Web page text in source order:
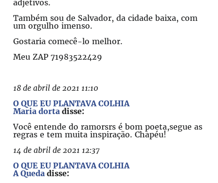
adjetivos.
Também sou de Salvador, da cidade baixa, com
um orgulho imenso.
Gostaria comecê-lo melhor.
Meu ZAP 71983522429
18 de abril de 2021 11:10
O QUE EU PLANTAVA COLHIA
Maria dorta disse:
Você entende do ramorsrs é bom poeta,segue as
regras e tem muita inspiração. Chapéu!
14 de abril de 2021 12:37
O QUE EU PLANTAVA COLHIA
A Queda disse: